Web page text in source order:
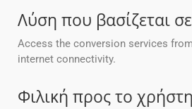
Λύση που βασίζεται
Access the conversion services
internet connectivity.
Φιλική προς το